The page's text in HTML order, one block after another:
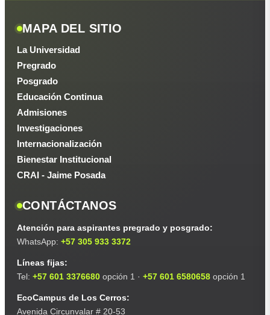
MAPA DEL SITIO
La Universidad
Pregrado
Posgrado
Educación Continua
Admisiones
Investigaciones
Internacionalización
Bienestar Institucional
CRAI - Jaime Posada
CONTÁCTANOS
Atención para aspirantes pregrado y posgrado:
WhatsApp: +57 305 933 3372
Líneas fijas:
Tel: +57 601 3376680 opción 1 · +57 601 6580658 opción 1
EcoCampus de Los Cerros:
Avenida Circunvalar # 20-53